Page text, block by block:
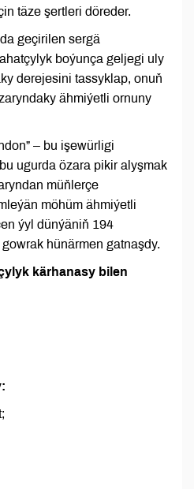
täze şertleri döreder.
geçirilen sergä
boýunça geljegi uly
derejesini tassyklap, onuň
ähmiýetli ornuny
– bu işewürligi
ugurda özara pikir alyşmak
müňlerçe
möhüm ähmiýetli
ýyl dünýäniň 194
hünärmen gatnaşdy.
kärhanasy bilen